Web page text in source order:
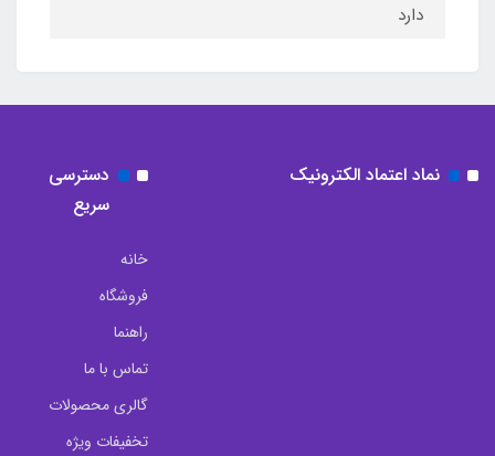
دارد
نماد اعتماد الکترونیک
دسترسی
سریع
خانه
فروشگاه
راهنما
تماس با ما
گالری محصولات
تخفیفات ویژه